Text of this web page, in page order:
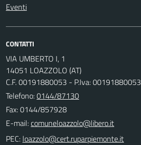
Eventi
CONTATTI
VIA UMBERTO I, 1
14051 LOAZZOLO (AT)
C.F. 00191880053 - P.Iva: 00191880053
Telefono:0144/87130
Fax: 0144/857928
E-mail:
PEC: